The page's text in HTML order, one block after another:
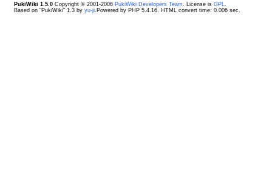
PukiWiki 1.5.0Copyright © 2001-2006 PukiWiki Developers Team. License is GPL.
Based on "PukiWiki" 1.3 by yu-ji.Powered by PHP 5.4.16. HTML convert time: 0.006 sec.